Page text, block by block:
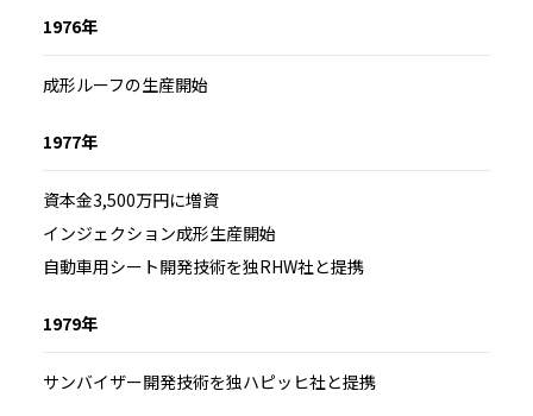
1976年
成形ルーフの生産開始
1977年
資本金3,500万円に増資
インジェクション成形生産開始
自動車用シート開発技術を独RHW社と提携
1979年
サンバイザー開発技術を独ハピッヒ社と提携